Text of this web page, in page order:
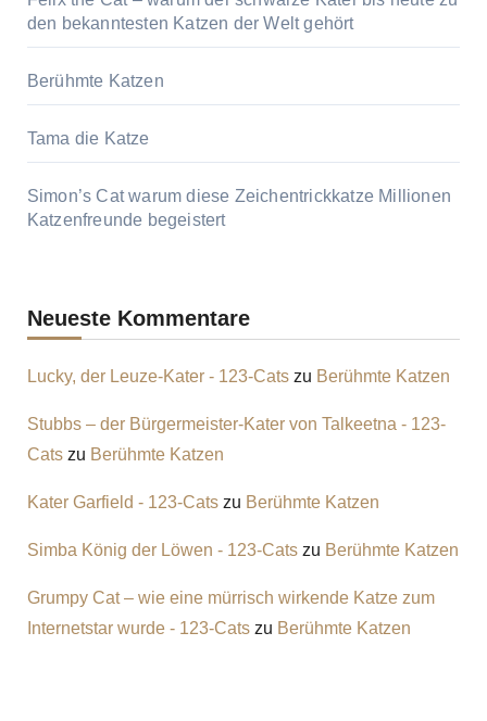
den bekanntesten Katzen der Welt gehört
Berühmte Katzen
Tama die Katze
Simon’s Cat warum diese Zeichentrickkatze Millionen
Katzenfreunde begeistert
Neueste Kommentare
Lucky, der Leuze-Kater - 123-Catszu Berühmte Katzen
Stubbs – der Bürgermeister-Kater von Talkeetna - 123-
Catszu Berühmte Katzen
Kater Garfield - 123-Catszu Berühmte Katzen
Simba König der Löwen - 123-Catszu Berühmte Katzen
Grumpy Cat – wie eine mürrisch wirkende Katze zum
Internetstar wurde - 123-Catszu Berühmte Katzen